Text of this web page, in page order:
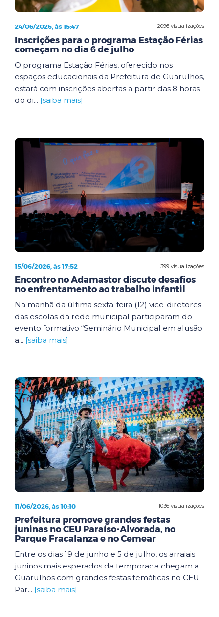
2096 visualizações
24/06/2026, às 15:47
Inscrições para o programa Estação Férias
começam no dia 6 de julho
O programa Estação Férias, oferecido nos
espaços educacionais da Prefeitura de Guarulhos,
estará com inscrições abertas a partir das 8 horas
do di... [saiba mais]
399 visualizações
15/06/2026, às 17:52
Encontro no Adamastor discute desafios
no enfrentamento ao trabalho infantil
Na manhã da última sexta-feira (12) vice-diretores
das escolas da rede municipal participaram do
evento formativo “Seminário Municipal em alusão
a... [saiba mais]
1036 visualizações
11/06/2026, às 10:10
Prefeitura promove grandes festas
juninas no CEU Paraíso-Alvorada, no
Parque Fracalanza e no Cemear
Entre os dias 19 de junho e 5 de julho, os arraiais
juninos mais esperados da temporada chegam a
Guarulhos com grandes festas temáticas no CEU
Par... [saiba mais]